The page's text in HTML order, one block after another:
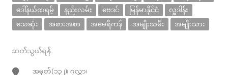
ဒေါ်နယ်ထရမ့်
နည်းလမ်း ဗေဒင် မြန်မာနိုင်ငံ
လှူဒါန်း
သေဆုံး
အစားအစာ အမေရိကန် အမျိုးသမီး အမျိုးသား
ဆက်သွယ်ရန်
အမှတ်(၁၃၂)၊ ၇လွှာ၊